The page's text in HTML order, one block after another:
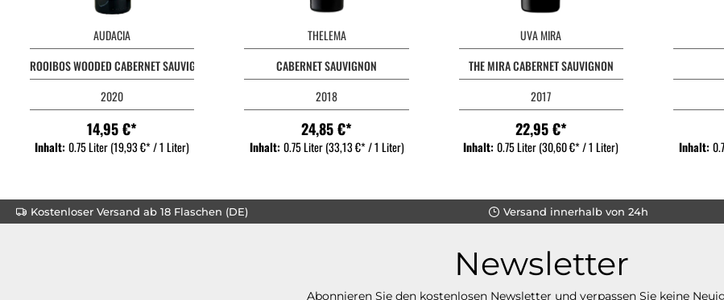
AUDACIA
ROOIBOS WOODED CABERNET SAUVIGNON
2020
14,95 €*
Inhalt:0.75 Liter(19,93 €* / 1 Liter)
THELEMA
CABERNET SAUVIGNON
2018
24,85 €*
Inhalt: 0.75 Liter(33,13 €* / 1 Liter)
UVA MIRA
THE MIRA CABERNET SAUVIGNON
2017
22,95 €*
Inhalt:0.75 Liter(30,60 €* / 1 Liter) Inhalt:
Kostenloser Versand ab 18 Flaschen (DE) Versand innerhalb von 24h
Newsletter
Abonnieren Sie den kostenlosen Newsletter und verpassen Sie keine